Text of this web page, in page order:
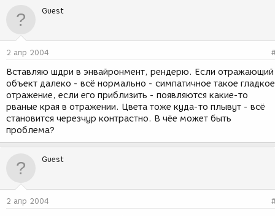
р
д
н
и
я
Guest
2 апр 2004
Вставляю шдри в энвайронмент, рендерю. Если отражающий
объект далеко - всё нормально - симпатичное такое гладкое
отражение, если его приблизить - появляются какие-то
рваные края в отражении. Цвета тоже куда-то плывут - всё
становится черезчур контрастно. В чёе может быть
проблема?
Guest
2 апр 2004